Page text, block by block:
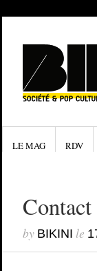
LE MAG RDV
Contact
by BIKINI le